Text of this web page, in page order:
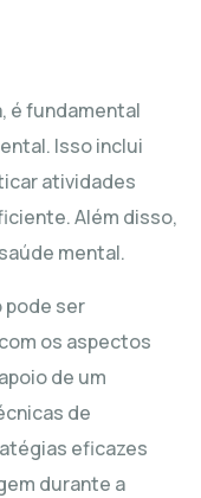
é fundamental
Isso inclui
atividades
Além disso,
mental.
pode ser
os aspectos
de um
de
eficazes
durante a